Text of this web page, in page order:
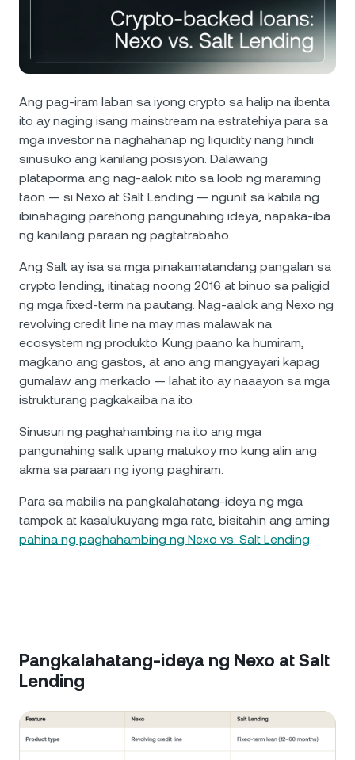
Nexo Card
Pribadong Kliyente
Loyalty Program
NEXO Token NEXO 0.54%
0.02%
USD Coin USDC 0.01%
Polkadot DOT
XRP XRP 0.21%
Solana SOL
EURC EURC 0.12%
I-browse ang lahat ng asset
Balita at Mga Insight
Help Center
Ang pag-iram laban sa iyong crypto sa halip na ibenta
ito ay naging isang mainstream na estratehiya para sa
mga investor na naghahanap ng liquidity nang hindi
sinusuko ang kanilang posisyon. Dalawang
plataporma ang nag-aalok nito sa loob ng maraming
taon — si Nexo at Salt Lending — ngunit sa kabila ng
ibinahaging parehong pangunahing ideya, napaka-iba
ng kanilang paraan ng pagtatrabaho.
Ang Salt ay isa sa mga pinakamatandang pangalan sa
crypto lending, itinatag noong 2016 at binuo sa paligid
ng mga fixed-term na pautang. Nag-aalok ang Nexo ng
revolving credit line na may mas malawak na
ecosystem ng produkto. Kung paano ka humiram,
magkano ang gastos, at ano ang mangyayari kapag
gumalaw ang merkado — lahat ito ay naaayon sa mga
istrukturang pagkakaiba na ito.
Sinusuri ng paghahambing na ito ang mga
pangunahing salik upang matukoy mo kung alin ang
akma sa paraan ng iyong paghiram.
Para sa mabilis na pangkalahatang-ideya ng mga
tampok at kasalukuyang mga rate, bisitahin ang aming
pahina ng paghahambing ng Nexo vs. Salt Lending.
Pangkalahatang-ideya ng Nexo at Salt
Lending